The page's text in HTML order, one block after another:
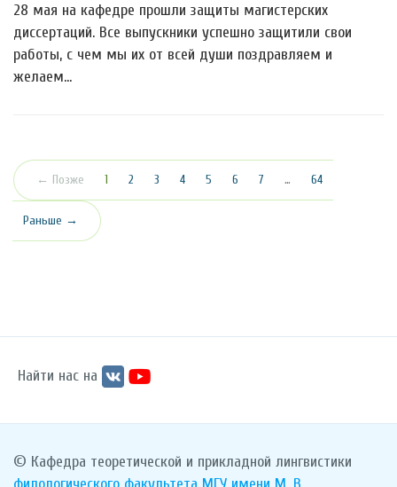
28 мая на кафедре прошли защиты магистерских
диссертаций. Все выпускники успешно защитили свои
работы, с чем мы их от всей души поздравляем и
желаем…
← Позже 1 (текущая)
2 3 4 5 6 7 … 64
Раньше →
Найти нас на
© Кафедра теоретической и прикладной лингвистики